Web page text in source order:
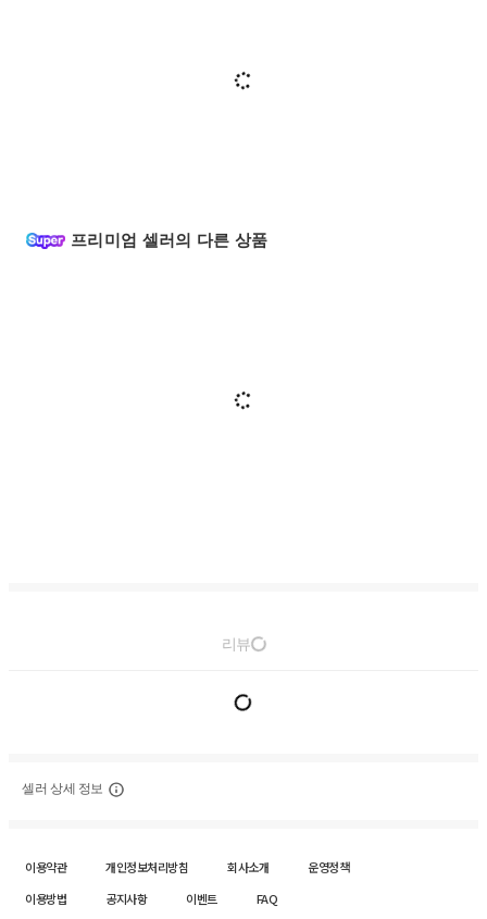
프리미엄 셀러의 다른 상품
리뷰
셀러 상세 정보
이용약관 개인정보처리방침 회사소개
운영정책
이용방법
공지사항 이벤트 FAQ